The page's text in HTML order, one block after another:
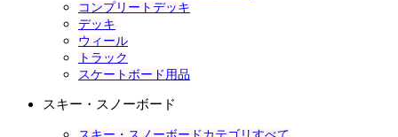
コンプリートデッキ
デッキ
ウィール
トラック
スケートボード用品
スキー・スノーボード